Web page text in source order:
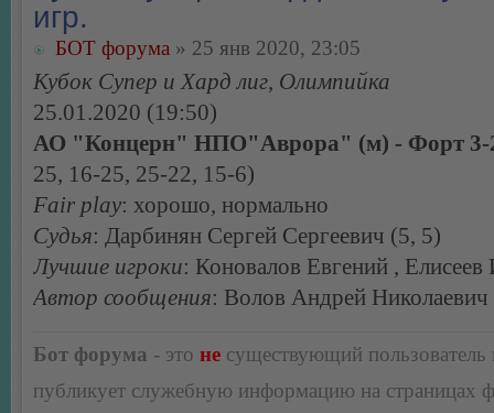
игр.
БОТ форума » 25 янв 2020, 23:05
Кубок Супер и Хард лиг, Олимпийка
25.01.2020 (19:50)
АО "Концерн" НПО"Аврора" (м) - Форт 3-
25, 16-25, 25-22, 15-6)
Fair play: хорошо, нормально
Судья: Дарбинян Сергей Сергеевич (5, 5)
Лучшие игроки: Коновалов Евгений , Елисеев
Автор сообщения: Волов Андрей Николаевич
Бот форума - это не существующий пользователь
публикует служебную информацию на страницах